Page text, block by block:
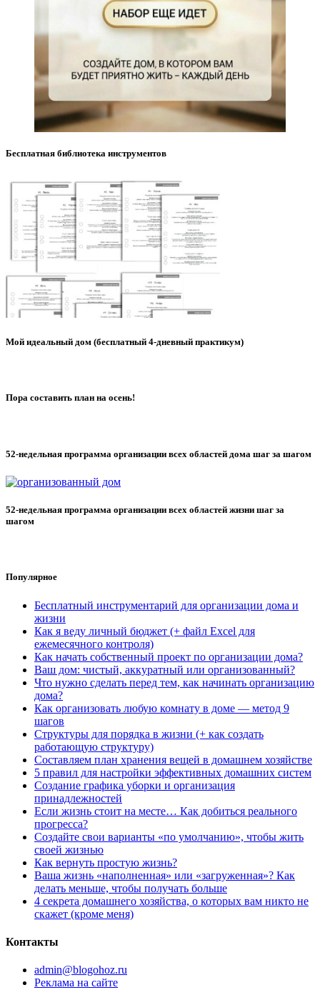
Бесплатная библиотека инструментов
Мой идеальный дом (бесплатный 4-дневный практикум)
Пора составить план на осень!
52-недельная программа организации всех областей дома шаг за шагом
52-недельная программа организации всех областей жизни шаг за
шагом
Популярное
Бесплатный инструментарий для организации дома и
жизни
Как я веду личный бюджет (+ файл Excel для
ежемесячного контроля)
Как начать собственный проект по организации дома?
Ваш дом: чистый, аккуратный или организованный?
Что нужно сделать перед тем, как начинать организацию
дома?
Как организовать любую комнату в доме — метод 9
шагов
Структуры для порядка в жизни (+ как создать
работающую структуру)
Составляем план хранения вещей в домашнем хозяйстве
5 правил для настройки эффективных домашних систем
Создание графика уборки и организация
принадлежностей
Если жизнь стоит на месте… Как добиться реального
прогресса?
Создайте свои варианты «по умолчанию», чтобы жить
своей жизнью
Как вернуть простую жизнь?
Ваша жизнь «наполненная» или «загруженная»? Как
делать меньше, чтобы получать больше
4 секрета домашнего хозяйства, о которых вам никто не
скажет (кроме меня)
Контакты
admin@blogohoz.ru
Реклама на сайте